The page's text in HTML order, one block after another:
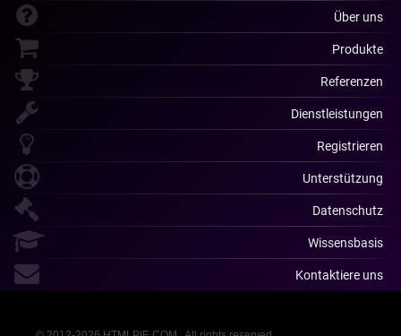
Über uns
Produkte
Referenzen
Dienstleistungen
Registrieren
Unterstützung
Datenschutz
Wissensbasis
Kontaktiere uns